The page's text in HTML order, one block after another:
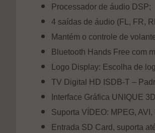
Processador de áudio DSP;
4 saídas de áudio (FL, FR,
Mantém o controle de
Bluetooth Hands Free com
Logo Display: Escolha de
TV Digital HD ISDB-T –
Interface Gráfica UNIQUE
Suporta VÍDEO: MPEG,
Entrada SD Card, suporta